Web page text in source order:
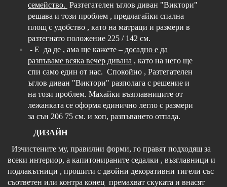
семейство. Разтегателен ъглов диван "Виктори"
решава и този проблем , предлагайки спална
площ с удобство , като на матраци и размери в
разтегнато положение 225 / 142 см.
- Е да де , ама ще кажете – досадно е да
разпъваме всяка вечер дивана , като на него ще
спи само един от нас. Спокойно , Разтегателен
ъглов диван "Виктори" разполага с решение и
на този проблем. Махайки възглавниците от
лежанката се оформя единично легло с размери
за сън 206 75 см. и хоп, разпъването отпада.
ДИЗАЙН
Изчистените му, правилни форми, го правят подходящ за
всеки интериор, а капитонираните седалки , възглавници и
подлакътници , прошити с двойни декоративни тигели със
съответен или контра конец премахват скуката и внасят